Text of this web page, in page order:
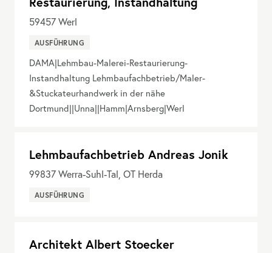
59457Werl
AUSFÜHRUNG
DAMA|Lehmbau-Malerei-Restaurierung-
Instandhaltung Lehmbaufachbetrieb/Maler-
&Stuckateurhandwerk in der nähe
Dortmund||Unna||Hamm|Arnsberg|Werl
Lehmbaufachbetrieb Andreas Jonik
99837Werra-Suhl-Tal, OT Herda
AUSFÜHRUNG
Architekt Albert Stoecker